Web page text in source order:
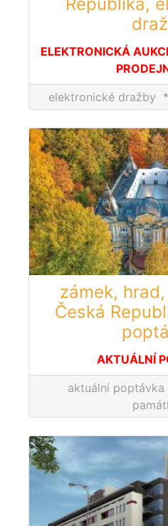
Republika,
ELEKTRONICKÁ
elektronické dražby *
zámek,
Česká
AKTUÁLNÍ
aktuální poptávka